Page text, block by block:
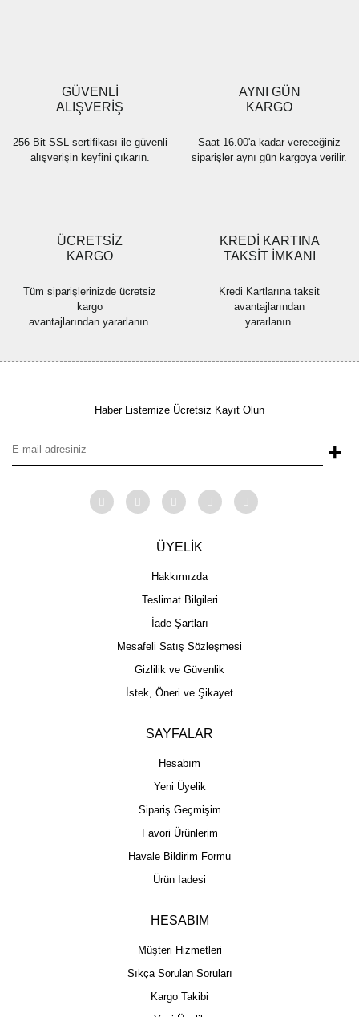
Ürün fiyatı diğer sitelerden daha pahalı.
Bu ürüne benzer farklı alternatifler olmalı.
GÜVENLİ
ALIŞVERİŞ
256 Bit SSL sertifikası ile güvenli
alışverişin keyfini çıkarın.
AYNI GÜN
KARGO
Saat 16.00'a kadar vereceğiniz
siparişler aynı gün kargoya verilir.
ÜCRETSİZ
KARGO
Tüm siparişlerinizde ücretsiz
kargo
avantajlarından yararlanın.
KREDİ KARTINA
TAKSİT İMKANI
Kredi Kartlarına taksit
avantajlarından
yararlanın.
Haber Listemize Ücretsiz Kayıt Olun
+
ÜYELİK
Hakkımızda
Teslimat Bilgileri
İade Şartları
Mesafeli Satış Sözleşmesi
Gizlilik ve Güvenlik
İstek, Öneri ve Şikayet
SAYFALAR
Hesabım
Yeni Üyelik
Sipariş Geçmişim
Favori Ürünlerim
Havale Bildirim Formu
Ürün İadesi
HESABIM
Müşteri Hizmetleri
Sıkça Sorulan Soruları
Kargo Takibi